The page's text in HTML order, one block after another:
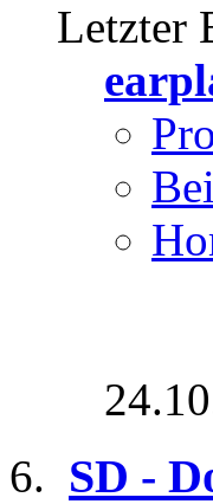
Letzter
SD -